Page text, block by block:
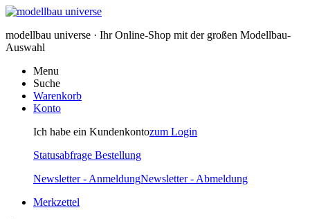
modellbau universe · Ihr Online-Shop mit der großen Modellbau-
Auswahl
Menu
Suche
Warenkorb
Konto
Ich habe ein Kundenkontozum Login
Statusabfrage Bestellung
Newsletter - AnmeldungNewsletter - Abmeldung
Merkzettel